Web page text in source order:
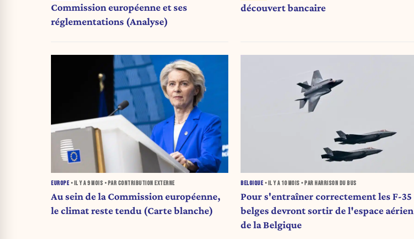
Commission européenne et ses
réglementations (Analyse)
découvert bancaire
EUROPE • IL Y A9 MOIS • PAR CONTRIBUTION EXTERNE
Au sein de la Commission européenne,
le climat reste tendu (Carte blanche)
BELGIQUE • IL Y A 10 MOIS • PAR HARRISON DU BUS
Pour s'entraîner correctement les F-35
belges devront sortir de l'espace aérien
de la Belgique